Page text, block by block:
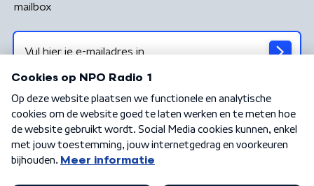
mailbox
Algemene voorwaarden